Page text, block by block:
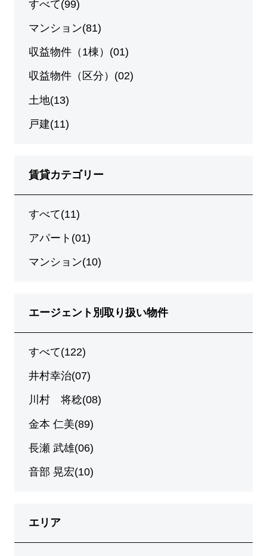
すべて(99)
マンション(81)
収益物件（1棟）(01)
収益物件（区分）(02)
土地(13)
戸建(11)
賃貸カテゴリー
すべて(11)
アパート(01)
マンション(10)
エージェント別取り扱い物件
すべて(122)
井村幸治(07)
川村 将稔(08)
金本 仁美(89)
長瀬 武雄(06)
音部 晃宏(10)
エリア